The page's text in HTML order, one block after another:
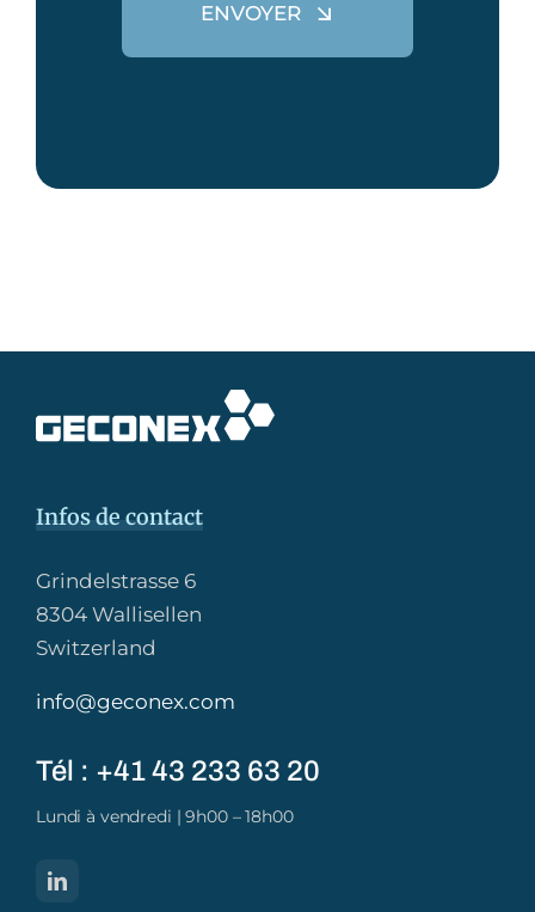
ENVOYER
Infos de contact
Grindelstrasse 6
8304 Wallisellen
Switzerland
info@geconex.com
Tél : +41 43 233 63 20​
Lundi à vendredi | 9h00 – 18h00